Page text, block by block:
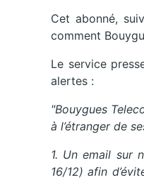
Cet abonné,
comment
Le service
alertes :
"Bouygues
à l’étranger de
1. Un email sur
16/12) afin